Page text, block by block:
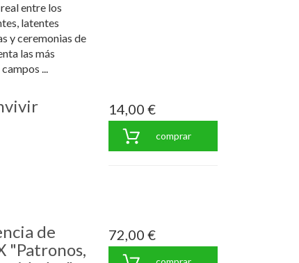
entre los
latentes
y ceremonias de
las más
...
14,00 €
comprar
de
"Patronos,
72,00 €